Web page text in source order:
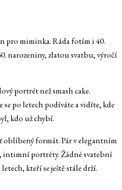
pro miminka. Ráda fotím i 40.
narozeniny, zlatou svatbu, výročí
portrét než smash cake.
po letech podíváte a vidíte, kde
kdo už chybí.
oblíbený formát. Pár v elegantním
intimní portréty. Žádné svatební
kteří se ještě stále drží.